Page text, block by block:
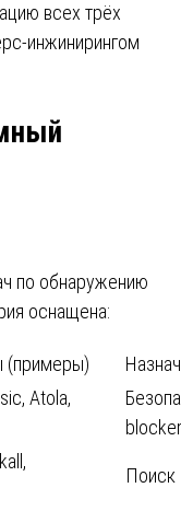
всех трёх
инжинирингом
по обнаружению
оснащена:
(примеры)
Atola,
blocker
Поиск